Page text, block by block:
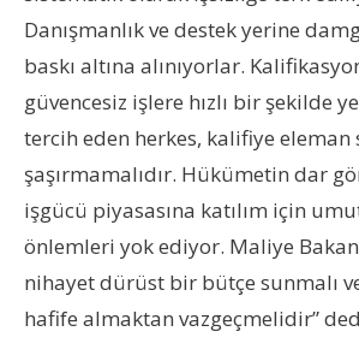
Danışmanlık ve destek yerine
baskı altına alınıyorlar.
güvencesiz işlere hızlı bir şekilde
tercih eden herkes, kalifiye eleman
şaşırmamalıdır. Hükümetin dar
işgücü piyasasına katılım için
önlemleri yok ediyor. Maliye
nihayet dürüst bir bütçe sunmalı
hafife almaktan vazgeçmelidir”